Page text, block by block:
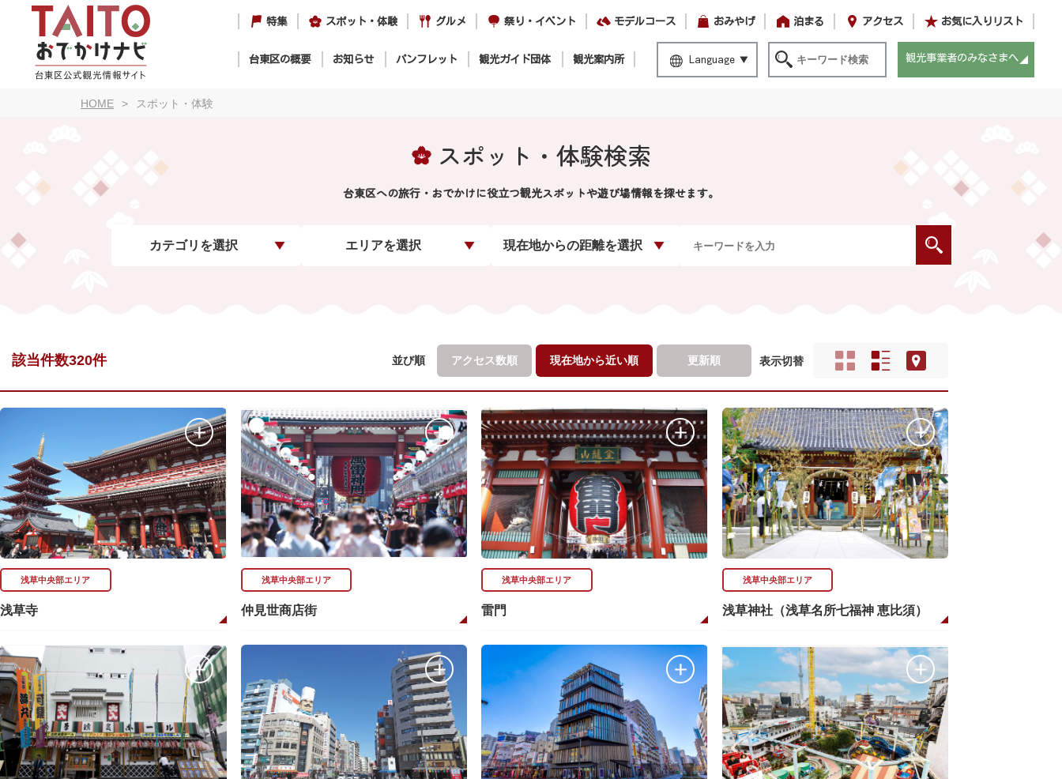
特集 スポット・体験 グルメ 祭り・イベント モデルコース おみやげ 泊まる アクセス お気に入りリスト
台東区の概要 お知らせ パンフレット 観光ガイド団体 観光案内所 Language 観光事業者のみなさまへ
HOME スポット・体験
スポット・体験検索
台東区への旅行・おでかけに役立つ観光スポットや遊び場情報を探せます。
カテゴリを選択 エリアを選択 現在地からの距離を選択
該当件数320件 並び順 アクセス数順 現在地から近い順 更新順 表示切替
浅草中央部エリア
浅草寺
浅草中央部エリア
仲見世商店街
浅草中央部エリア
雷門
浅草中央部エリア
浅草神社（浅草名所七福神 恵比須）